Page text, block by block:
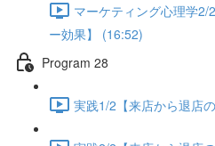
マーケティング心理学
ー効果】 (16:52)
Program 28
実践1/2【来店から退店